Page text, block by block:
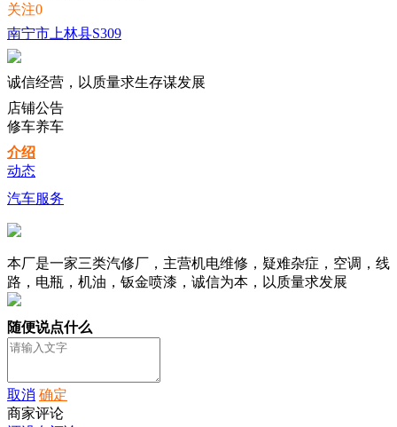
关注0
南宁市上林县S309
诚信经营，以质量求生存谋发展
店铺公告
修车养车
介绍
动态
汽车服务
本厂是一家三类汽修厂，主营机电维修，疑难杂症，空调，线
路，电瓶，机油，钣金喷漆，诚信为本，以质量求发展
随便说点什么
取消 确定
商家评论